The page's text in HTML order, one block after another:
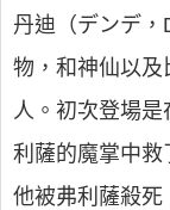
丹迪（デンデ
物，和神仙以及
人。初次登場
利薩的魔掌中救
他被弗利薩殺死